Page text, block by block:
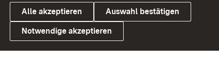
Link zum Landesportal
Alle akzeptieren Auswahl bestätigen
Notwendige akzeptieren